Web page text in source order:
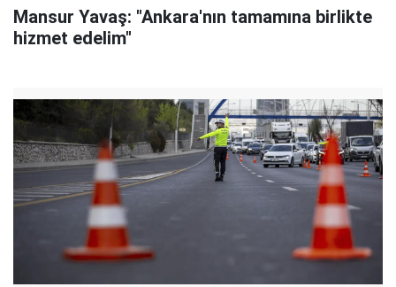
Mansur Yavaş: "Ankara'nın tamamına birlikte
hizmet edelim"